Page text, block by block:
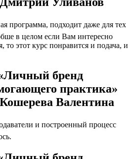
программа, подходит даже для тех
в целом если Вам интересно
то этот курс понравится и подача, и
бренд
практика»
Валентина
и построенный процесс